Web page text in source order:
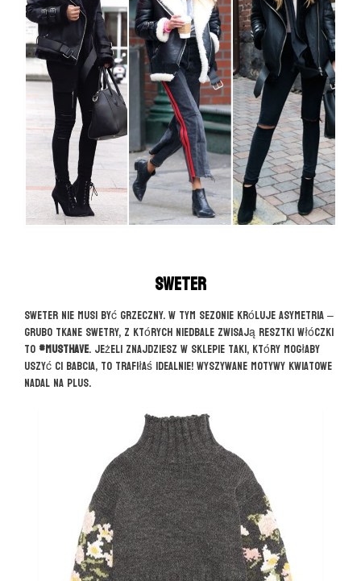
Sweter
Sweter nie musi być grzeczny. W tym sezonie króluje asymetria –
grubo tkane swetry, z których niedbale zwisają resztki włóczki
to #musthave. Jeżeli znajdziesz w sklepie taki, który mogłaby
uszyć Ci babcia, to trafiłaś idealnie! Wyszywane motywy kwiatowe
nadal na plus.